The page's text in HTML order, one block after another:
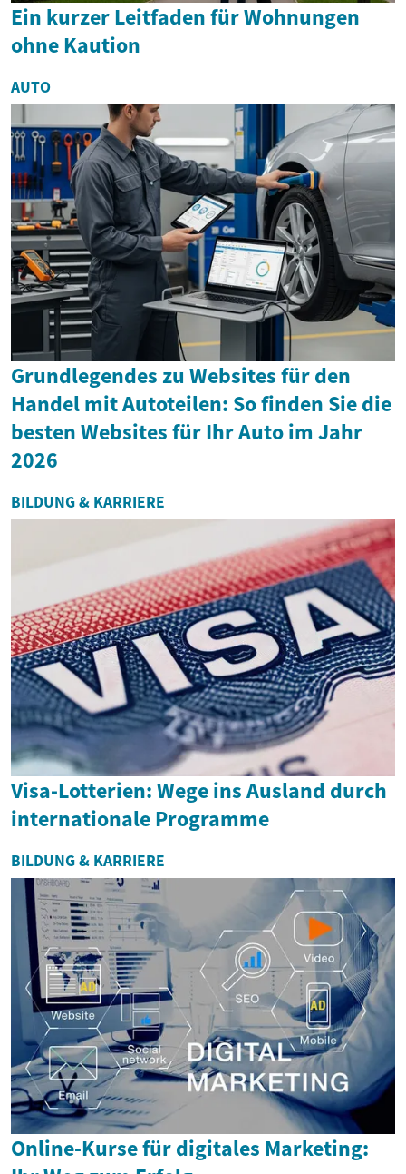
Ein kurzer Leitfaden für Wohnungen
ohne Kaution
AUTO
Grundlegendes zu Websites für den
Handel mit Autoteilen: So finden Sie die
besten Websites für Ihr Auto im Jahr
2026
BILDUNG & KARRIERE
Visa-Lotterien: Wege ins Ausland durch
internationale Programme
BILDUNG & KARRIERE
Online-Kurse für digitales Marketing: